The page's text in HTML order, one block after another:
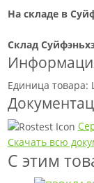
На складе в
Склад
Единица товара:
Скачать всю
С этим